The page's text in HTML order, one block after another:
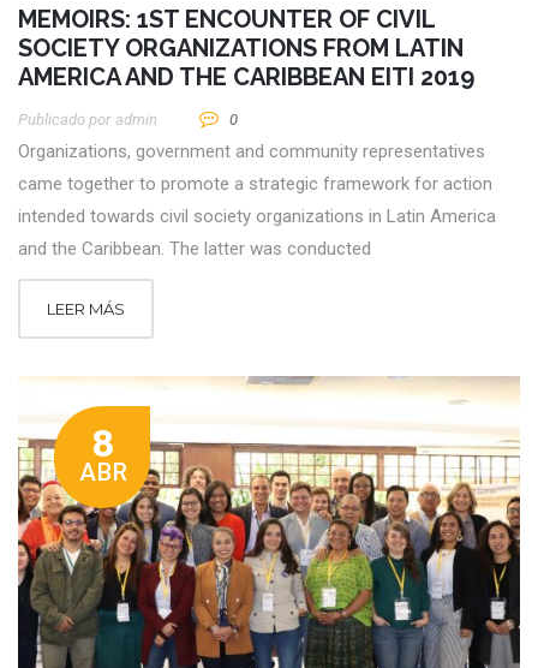
MEMOIRS: 1ST ENCOUNTER OF CIVIL
SOCIETY ORGANIZATIONS FROM LATIN
AMERICA AND THE CARIBBEAN EITI 2019
Publicado por Admin 0
Organizations, government and community representatives
came together to promote a strategic framework for action
intended towards civil society organizations in Latin America
and the Caribbean. The latter was conducted
LEER MÁS
8
ABR